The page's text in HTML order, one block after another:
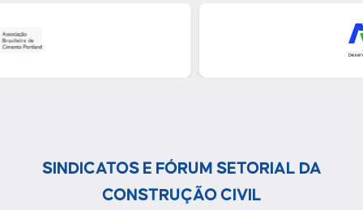
SINDICATOS E FÓRUM SETORIAL DA
CONSTRUÇÃO CIVIL